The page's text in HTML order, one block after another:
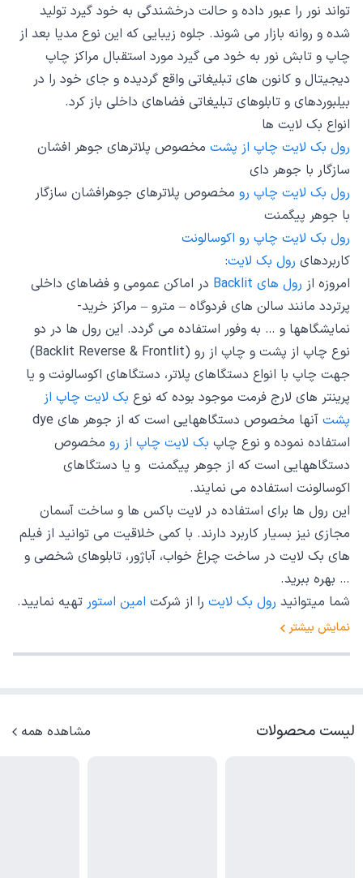
تواند نور را عبور داده و حالت درخشندگی به خود گیرد تولید
شده و روانه بازار می شوند. جلوه زیبایی که این نوع مدیا بعد از
چاپ و تابش نور به خود می گیرد مورد استقبال مراکز چاپ
دیجیتال و کانون های تبلیغاتی واقع گردیده و جای خود را در
بیلبوردهای و تابلوهای تبلیغاتی فضاهای داخلی باز کرد.
انواع بک لایت ها
رول بک لایت چاپ از پشت مخصوص پلاترهای جوهر افشان
سازگار با جوهر دای
رول بک لایت چاپ رو مخصوص پلاترهای جوهرافشان سازگار
با جوهر پیگمنت
رول بک لایت چاپ رو اکوسالونت
کاربردهای رول بک لایت:
امروزه از رول های Backlit
در اماکن عمومی و فضاهای داخلی
پرتردد مانند سالن های فردوگاه – مترو – مراکز خرید-
نمایشگاهها و … به وفور استفاده می گردد. این رول ها در دو
نوع چاپ از پشت و چاپ از رو (Backlit Reverse & Frontlit)
جهت چاپ با انواع دستگاهای پلاتر، دستگاهای اکوسالونت و یا
پرینتر های لارج فرمت موجود بوده که نوع بک لایت چاپ از
پشت
آنها مخصوص دستگاههایی است که از جوهر های dye
استفاده نموده و نوع چاپ بک لایت چاپ از رو مخصوص
دستگاههایی است که از جوهر پیگمنت و یا دستگاهای
اکوسالونت استفاده می نمایند.
این رول ها برای استفاده در لایت باکس ها و ساخت آسمان
مجازی نیز بسیار کاربرد دارند. با کمی خلاقیت می توانید از فیلم
های بک لایت در ساخت چراغ خواب، آباژور، تابلوهای شخصی و
… بهره ببرید.
شما میتوانید رول بک لایت را از شرکت امین استور تهیه نمایید.
نمایش بیشتر
لیست محصولات مشاهده همه